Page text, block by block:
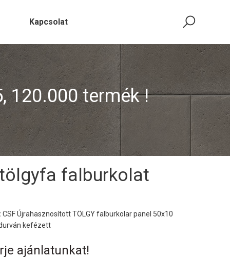
Kapcsolat
120.000 termék !
falburkolat
CSF Újrahasznosított TÖLGY falburkolar panel 50x10
kefézett
ajánlatunkat!